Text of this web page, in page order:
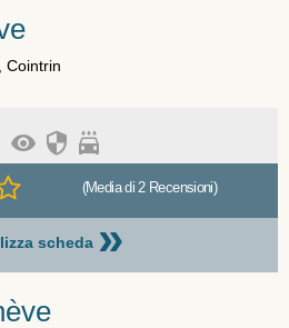
Cointrin
(Media di 2 Recensioni)
scheda »